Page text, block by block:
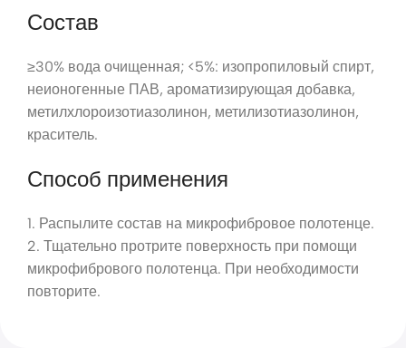
Состав
≥30% вода очищенная; <5%: изопропиловый спирт,
неионогенные ПАВ, ароматизирующая добавка,
метилхлороизотиазолинон, метилизотиазолинон,
краситель.
Способ применения
1. Распылите состав на микрофибровое полотенце.
2. Тщательно протрите поверхность при помощи
микрофибрового полотенца. При необходимости
повторите.